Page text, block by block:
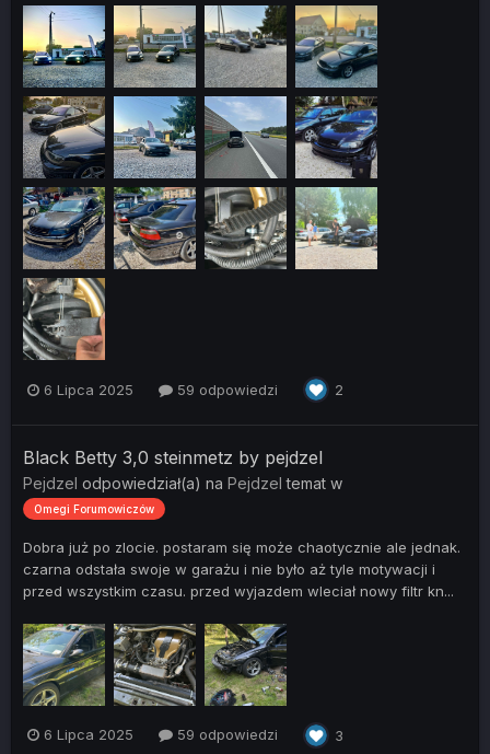
6 Lipca 2025 59 odpowiedzi 2
Black Betty 3,0 steinmetz by pejdzel
Pejdzel odpowiedział(a) na Pejdzel temat w
Omegi Forumowiczów
Dobra już po zlocie. postaram się może chaotycznie ale jednak.
czarna odstała swoje w garażu i nie było aż tyle motywacji i
przed wszystkim czasu. przed wyjazdem wleciał nowy filtr kn...
6 Lipca 2025 59 odpowiedzi 3